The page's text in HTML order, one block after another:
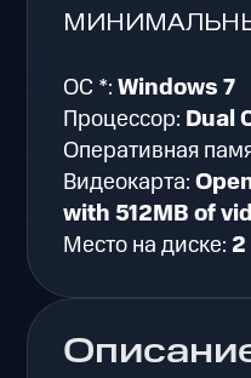
ОС *:Windows 7
Процессор: Dual
Оперативная
Видеокарта:
with 512MB of
Место на диске: 2